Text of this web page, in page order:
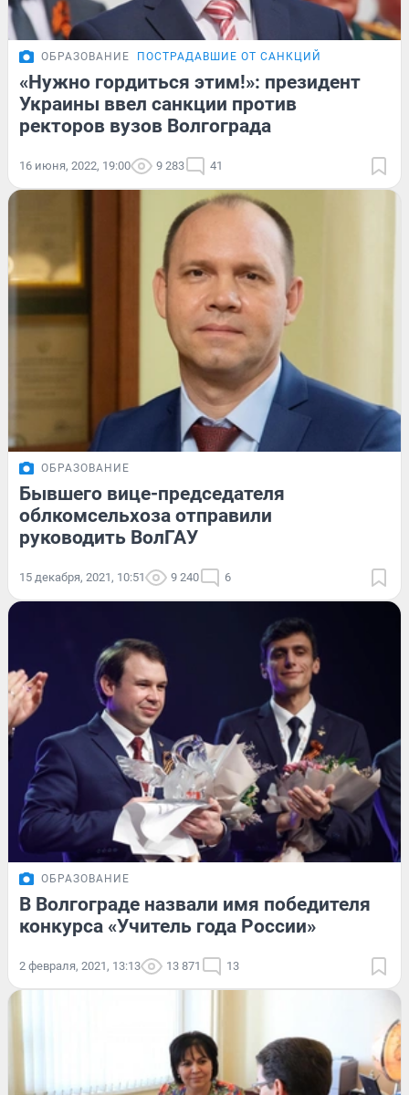
ОБРАЗОВАНИЕ ПОСТРАДАВШИЕ ОТ САНКЦИЙ
«Нужно гордиться этим!»: президент
Украины ввел санкции против
ректоров вузов Волгограда
16 июня, 2022, 19:00 9 283 41
ОБРАЗОВАНИЕ
Бывшего вице-председателя
облкомсельхоза отправили
руководить ВолГАУ
15 декабря, 2021, 10:51 9 240 6
ОБРАЗОВАНИЕ
В Волгограде назвали имя победителя
конкурса «Учитель года России»
2 февраля, 2021, 13:13 13 871 13